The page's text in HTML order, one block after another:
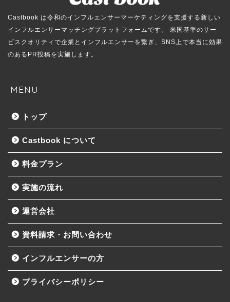
Castbook は令和のインフルエンサーマーケティングを支援する新しい
インフルエンサーマッチングプラットフォームです。 米国基準のサー
ビスクオリティで企業とインフルエンサーを繋ぎ、SNS上で本当に効果
のあるPR投稿を実施します。
MENU
トップ
Castbook について
料金プラン
実施の流れ
運営会社
資料請求・お問い合わせ
インフルエンサーの方
プライバシーポリシー